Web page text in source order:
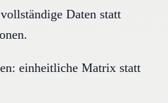
Daten statt
einheitliche Matrix statt